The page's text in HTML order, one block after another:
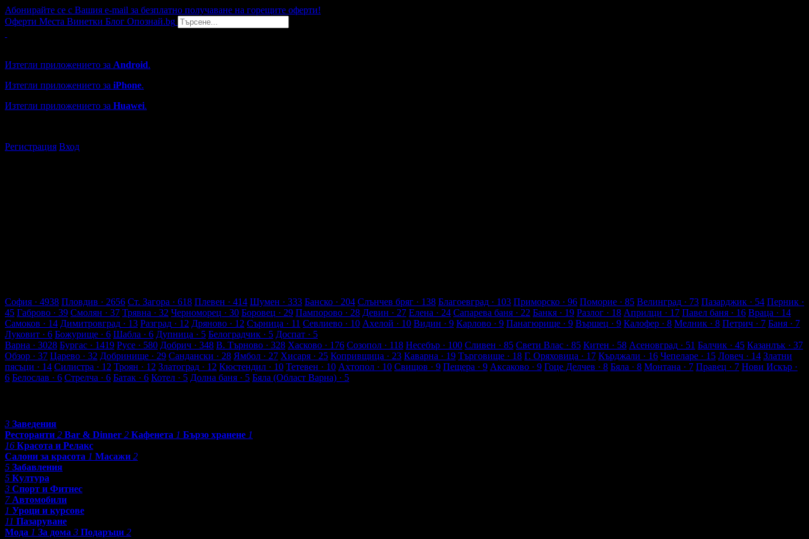
Абонирайте се с Вашия e-mail за безплатно получаване на горещите оферти!
Оферти Места Винетки Блог Опознай.bg
Изтегли приложението за Android.
Изтегли приложението за iPhone.
Изтегли приложението за Huawei.
Регистрация Вход
София · 4938 Пловдив · 2656 Ст. Загора · 618 Плевен · 414 Шумен · 333 Банско · 204 Слънчев бряг · 138 Благоевград · 103 Приморско · 96 Поморие · 85 Велинград · 73 Пазарджик · 54 Перник ·
45 Габрово · 39 Смолян · 37 Трявна · 32 Черноморец · 30 Боровец · 29 Пампорово · 28 Девин · 27 Елена · 24 Сапарева баня · 22 Банкя · 19 Разлог · 18 Априлци · 17 Павел баня · 16 Враца · 14
Самоков · 14 Димитровград · 13 Разград · 12 Дряново · 12 Сърница · 11 Севлиево · 10 Ахелой · 10 Видин · 9 Карлово · 9 Панагюрище · 9 Вършец · 9 Калофер · 8 Мелник · 8 Петрич · 7 Баня · 7
Луковит · 6 Божурище · 6 Шабла · 6 Дупница · 5 Белоградчик · 5 Доспат · 5
Варна · 3028 Бургас · 1419 Русе · 580 Добрич · 348 В. Търново · 328 Хасково · 176 Созопол · 118 Несебър · 100 Сливен · 85 Свети Влас · 85 Китен · 58 Асеновград · 51 Балчик · 45 Казанлък · 37
Обзор · 37 Царево · 32 Добринище · 29 Сандански · 28 Ямбол · 27 Хисаря · 25 Копривщица · 23 Каварна · 19 Търговище · 18 Г. Оряховица · 17 Кърджали · 16 Чепеларе · 15 Ловеч · 14 Златни
пясъци · 14 Силистра · 12 Троян · 12 Златоград · 12 Кюстендил · 10 Тетевен · 10 Ахтопол · 10 Свищов · 9 Пещера · 9 Аксаково · 9 Гоце Делчев · 8 Бяла · 8 Монтана · 7 Правец · 7 Нови Искър ·
6 Белослав · 6 Стрелча · 6 Батак · 6 Котел · 5 Долна баня · 5 Бяла (Област Варна) · 5
3 Заведения
Ресторанти 2 Bar & Dinner 2 Кафенета 1 Бързо хранене 1
16 Красота и Релакс
Салони за красота 1 Масажи 2
5 Забавления
5 Култура
3 Спорт и Фитнес
7 Автомобили
1 Уроци и курсове
11 Пазаруване
Мода 1 За дома 3 Подаръци 2